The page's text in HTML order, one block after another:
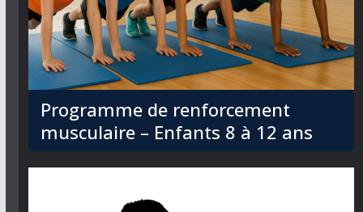
Programme de renforcement
musculaire – Enfants 8 à 12 ans